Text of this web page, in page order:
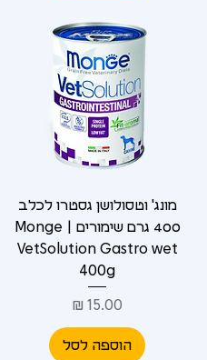
מונג' וטסולושן גסטרו לכלב
400 גרם שימורים | Monge
VetSolution Gastro wet
400g
מחיר
הוספה לסל